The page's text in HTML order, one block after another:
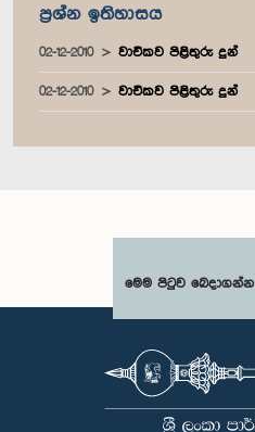
ප්‍රශ්න ඉතිහාසය
02-12-2010 වාචිකව පිළිතුරු දුන්
02-12-2010 වාචිකව පිළිතුරු දුන්
මෙම පිටුව බෙදාගන්න